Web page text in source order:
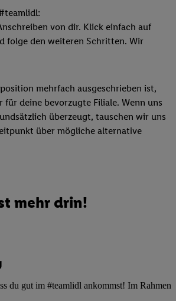
von dir. Klick einfach auf
folge den weiteren Schritten. Wir
mehrfach ausgeschrieben ist,
deine bevorzugte Filiale. Wenn uns
überzeugt, tauschen wir uns
über mögliche alternative
mehr drin!
du gut im #teamlidl ankommst! Im Rahmen